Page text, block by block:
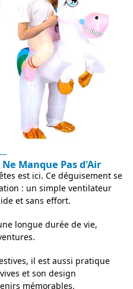
Manque Pas d'Air
est ici. Ce déguisement se
: un simple ventilateur
et sans effort.
longue durée de vie,
il est aussi pratique
et son design
mémorables.